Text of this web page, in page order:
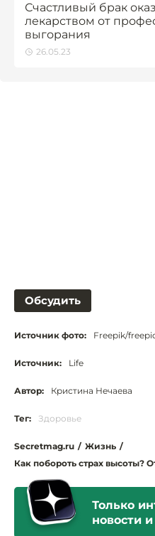
Счастливый брак
лекарством от
выгорания
26.05.23
Обсудить
Источник фото: Freepik/
Источник: Life
Автор: Кристина Нечаева
Тег: Здоровье
Secretmag.ru / Жизнь /
Как побороть страх высоты?
Только
новости